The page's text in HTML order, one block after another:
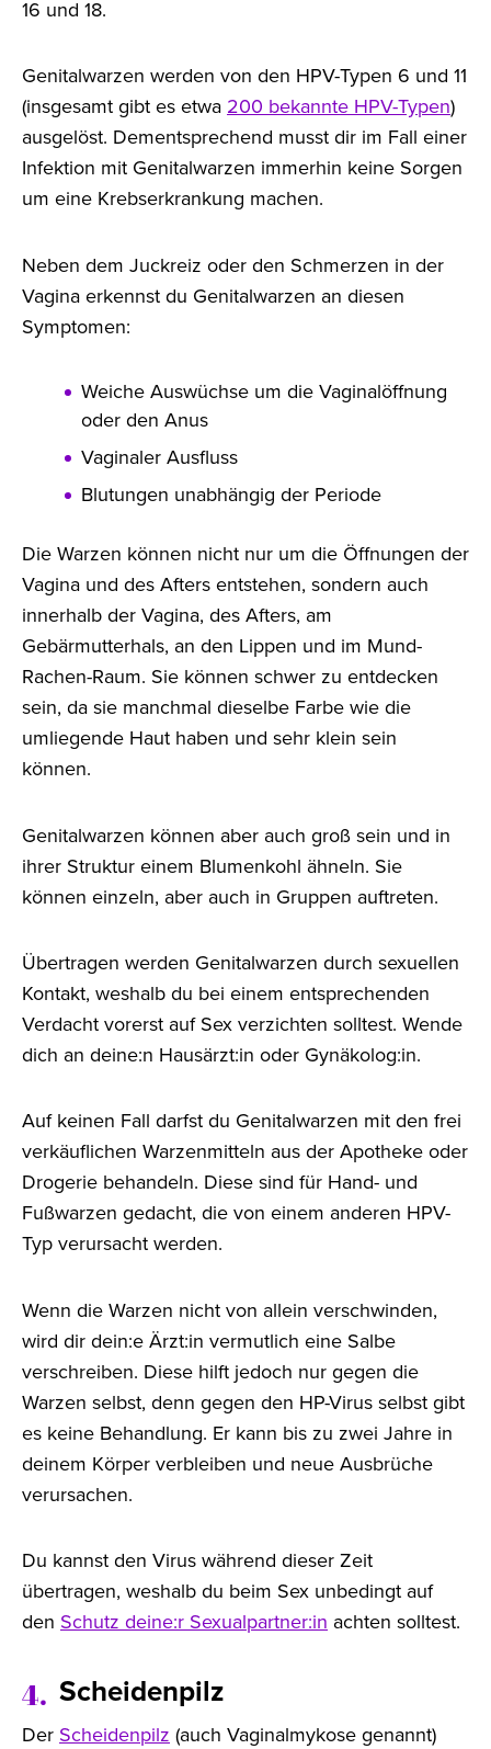
16 und 18.
Genitalwarzen werden von den HPV-Typen 6 und 11
(insgesamt gibt es etwa 200 bekannte HPV-Typen)
ausgelöst. Dementsprechend musst dir im Fall einer
Infektion mit Genitalwarzen immerhin keine Sorgen
um eine Krebserkrankung machen.
Neben dem Juckreiz oder den Schmerzen in der
Vagina erkennst du Genitalwarzen an diesen
Symptomen:
Weiche Auswüchse um die Vaginalöffnung
oder den Anus
Vaginaler Ausfluss
Blutungen unabhängig der Periode
Die Warzen können nicht nur um die Öffnungen der
Vagina und des Afters entstehen, sondern auch
innerhalb der Vagina, des Afters, am
Gebärmutterhals, an den Lippen und im Mund-
Rachen-Raum. Sie können schwer zu entdecken
sein, da sie manchmal dieselbe Farbe wie die
umliegende Haut haben und sehr klein sein
können.
Genitalwarzen können aber auch groß sein und in
ihrer Struktur einem Blumenkohl ähneln. Sie
können einzeln, aber auch in Gruppen auftreten.
Übertragen werden Genitalwarzen durch sexuellen
Kontakt, weshalb du bei einem entsprechenden
Verdacht vorerst auf Sex verzichten solltest. Wende
dich an deine:n Hausärzt:in oder Gynäkolog:in.
Auf keinen Fall darfst du Genitalwarzen mit den frei
verkäuflichen Warzenmitteln aus der Apotheke oder
Drogerie behandeln. Diese sind für Hand- und
Fußwarzen gedacht, die von einem anderen HPV-
Typ verursacht werden.
Wenn die Warzen nicht von allein verschwinden,
wird dir dein:e Ärzt:in vermutlich eine Salbe
verschreiben. Diese hilft jedoch nur gegen die
Warzen selbst, denn gegen den HP-Virus selbst gibt
es keine Behandlung. Er kann bis zu zwei Jahre in
deinem Körper verbleiben und neue Ausbrüche
verursachen.
Du kannst den Virus während dieser Zeit
übertragen, weshalb du beim Sex unbedingt auf
den Schutz deine:r Sexualpartner:in achten solltest.
4. Scheidenpilz
Der Scheidenpilz (auch Vaginalmykose genannt)